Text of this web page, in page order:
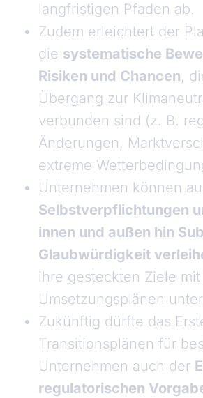
langfristigen Pfaden ab.
Zudem erleichtert der
die systematische
Risiken und Chancen,
Übergang zur
verbunden sind (z. B.
Änderungen,
extreme
Unternehmen können
Selbstverpflichtungen
innen und außen hin
Glaubwürdigkeit
ihre gesteckten Ziele
Umsetzungsplänen
Zukünftig dürfte das
Transitionsplänen für
Unternehmen auch der
regulatorischen